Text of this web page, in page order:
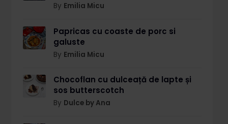
By Emilia Micu
Papricas cu coaste de porc si
galuste
By Emilia Micu
Chocoflan cu dulceață de lapte și
sos butterscotch
By Dulce by Ana